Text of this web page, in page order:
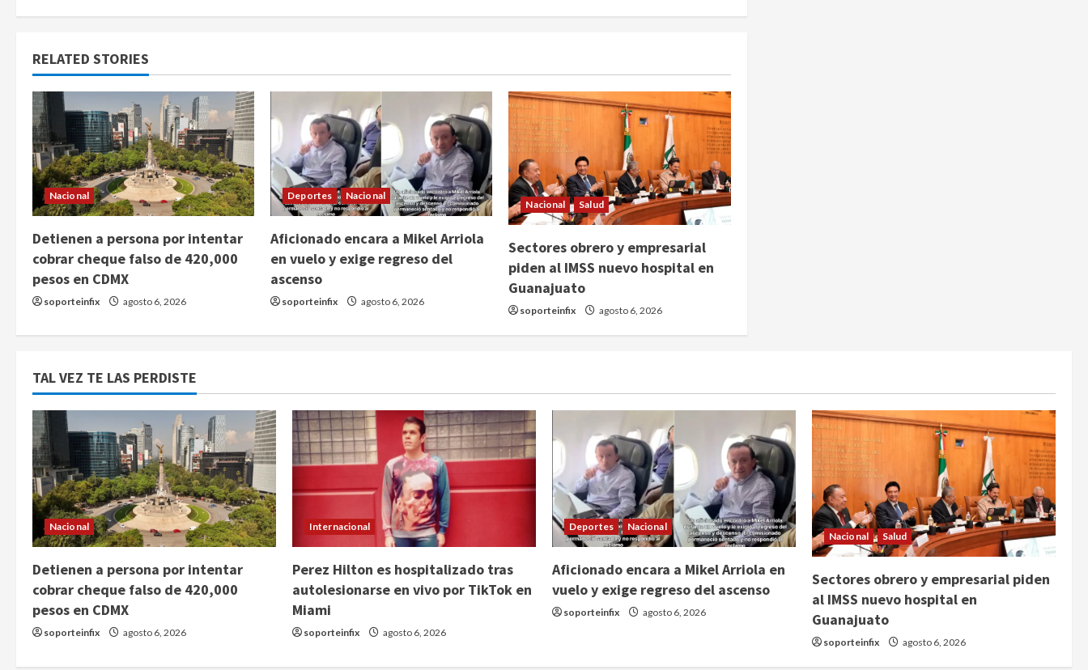
RELATED STORIES
Nacional
Detienen a persona por intentar
cobrar cheque falso de 420,000
pesos en CDMX
soporteinfix agosto 6, 2026
Deportes Nacional
Aficionado encara a Mikel Arriola
en vuelo y exige regreso del
ascenso
soporteinfix agosto 6, 2026
Nacional Salud
Sectores obrero y empresarial
piden al IMSS nuevo hospital en
Guanajuato
soporteinfix agosto 6, 2026
TAL VEZ TE LAS PERDISTE
Nacional
Detienen a persona por intentar
cobrar cheque falso de 420,000
pesos en CDMX
soporteinfix agosto 6, 2026
Internacional
Perez Hilton es hospitalizado tras
autolesionarse en vivo por TikTok en
Miami
soporteinfix agosto 6, 2026
Deportes Nacional
Aficionado encara a Mikel Arriola en
vuelo y exige regreso del ascenso
soporteinfix agosto 6, 2026
Nacional Salud
Sectores obrero y empresarial piden
al IMSS nuevo hospital en
Guanajuato
soporteinfix agosto 6, 2026